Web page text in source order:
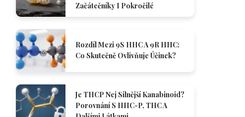
Začátečníky I Pokročilé
Rozdíl Mezi 9S HHC A 9R HHC:
Co Skutečně Ovlivňuje Účinek?
Je THCP Nej Silnější Kanabinoid?
Porovnání S HHC-P, THC A